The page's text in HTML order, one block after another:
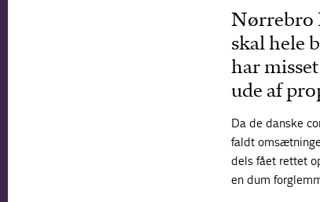
Nørrebro
skal hele
har
ude af
Da de danske
faldt
dels fået rettet
en dum